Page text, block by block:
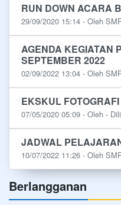
RUN DOWN ACARA
29/09/2020 15:14 - Oleh
AGENDA KEGIATAN
SEPTEMBER 2022
02/09/2022 13:04 - Oleh
EKSKUL FOTOGRAFI
07/05/2020 05:09 - Oleh -
JADWAL
10/07/2022 11:26 - Oleh
Berlangganan